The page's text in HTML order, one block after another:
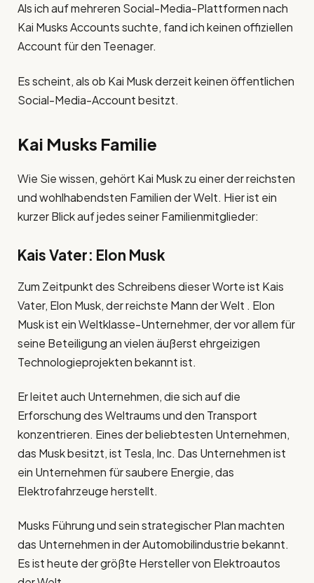
Als ich auf mehreren Social-Media-Plattformen nach
Kai Musks Accounts suchte, fand ich keinen offiziellen
Account für den Teenager.
Es scheint, als ob Kai Musk derzeit keinen öffentlichen
Social-Media-Account besitzt.
Kai Musks Familie
Wie Sie wissen, gehört Kai Musk zu einer der reichsten
und wohlhabendsten Familien der Welt. Hier ist ein
kurzer Blick auf jedes seiner Familienmitglieder:
Kais Vater: Elon Musk
Zum Zeitpunkt des Schreibens dieser Worte ist Kais
Vater, Elon Musk, der reichste Mann der Welt . Elon
Musk ist ein Weltklasse-Unternehmer, der vor allem für
seine Beteiligung an vielen äußerst ehrgeizigen
Technologieprojekten bekannt ist.
Er leitet auch Unternehmen, die sich auf die
Erforschung des Weltraums und den Transport
konzentrieren. Eines der beliebtesten Unternehmen,
das Musk besitzt, ist Tesla, Inc. Das Unternehmen ist
ein Unternehmen für saubere Energie, das
Elektrofahrzeuge herstellt.
Musks Führung und sein strategischer Plan machten
das Unternehmen in der Automobilindustrie bekannt.
Es ist heute der größte Hersteller von Elektroautos